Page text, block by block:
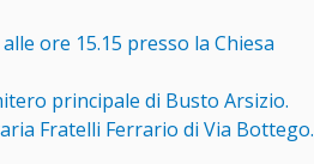
ore 15.15 presso la Chiesa
principale di Busto Arsizio.
Fratelli Ferrario di Via Bottego.